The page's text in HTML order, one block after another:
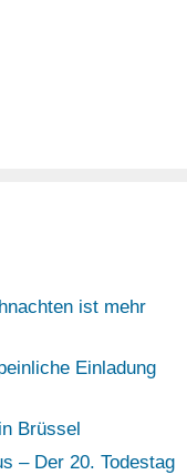
ist mehr
Einladung
Brüssel
– Der 20. Todestag